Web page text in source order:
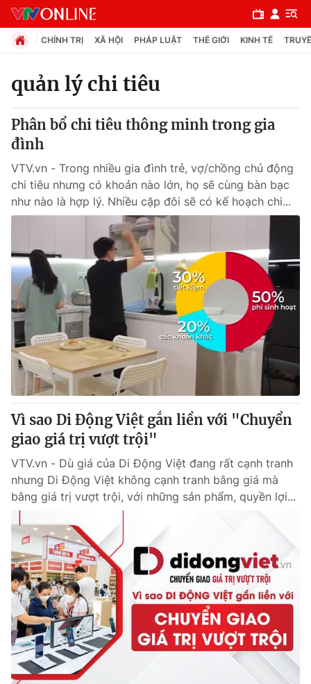
Chuyên mục
Chính trị
Xã hội
Pháp luật
Y tế
Thế giới
Tin tức
Thế giới đó đây
Câu chuyện quốc tế
Kinh tế
Tài chính
Thị trường
Góc doanh nghiệp
Dữ liệu và đời sống
Truyền hình
Phim VTV
Hậu trường
Nhân vật
Khán giả
Giải sao mai
Giải trí
Điện ảnh
Sao
Đời sống
Du lịch
Làm đẹp
Chất lượng cuộc sống
Giáo dục
Tuyển sinh
Học trực tuyến
Công nghệ
Hitech Công nghệ tương lai
Sản phẩm
Thị trường
Giao lưu trực tuyến
Lịch phát sóng
CHÍNH TRỊ XÃ HỘI PHÁP LUẬT THẾ GIỚI KINH TẾ
quản lý chi tiêu
Phân bổ chi tiêu thông minh trong gia
đình
VTV.vn - Trong nhiều gia đình trẻ, vợ/chồng chủ động
chi tiêu nhưng có khoản nào lớn, họ sẽ cùng bàn bạc
như nào là hợp lý. Nhiều cặp đôi sẽ có kế hoạch chi...
Vì sao Di Động Việt gắn liền với "Chuyển
giao giá trị vượt trội"
VTV.vn - Dù giá của Di Động Việt đang rất cạnh tranh
nhưng Di Động Việt không cạnh tranh bằng giá mà
bằng giá trị vượt trội, với những sản phẩm, quyền lợi...